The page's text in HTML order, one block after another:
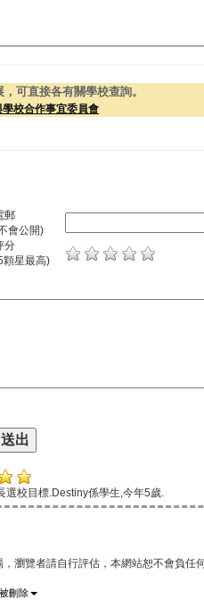
可直接各有關學校查詢。
學校合作事宜委員會
郵
會公開)
分
顆星最高)
選校目標.Destiny係學生,今年5歲.
瀏覽者請自行評估，本網站恕不會負任
刪除